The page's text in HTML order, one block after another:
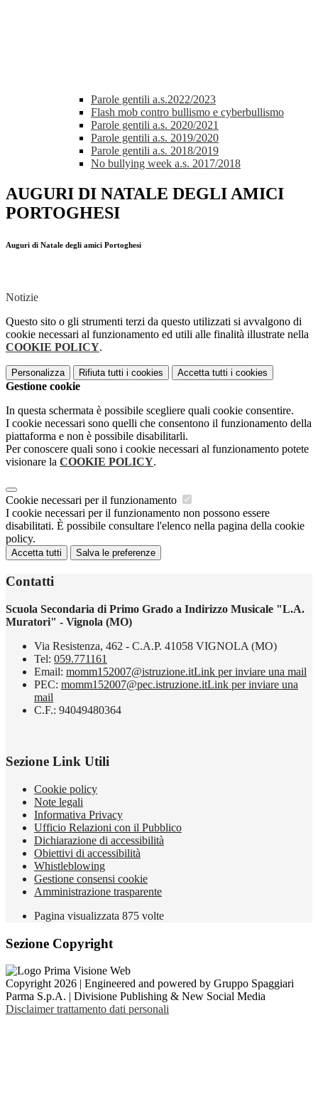
Parole gentili a.s.2022/2023
Flash mob contro bullismo e cyberbullismo
Parole gentili a.s. 2020/2021
Parole gentili a.s. 2019/2020
Parole gentili a.s. 2018/2019
No bullying week a.s. 2017/2018
AUGURI DI NATALE DEGLI AMICI
PORTOGHESI
Auguri di Natale degli amici Portoghesi
Notizie
Questo sito o gli strumenti terzi da questo utilizzati si avvalgono di
cookie necessari al funzionamento ed utili alle finalità illustrate nella
COOKIE POLICY.
Personalizza Rifiuta tutti i cookies Accetta tutti i cookies
Gestione cookie
In questa schermata è possibile scegliere quali cookie consentire.
I cookie necessari sono quelli che consentono il funzionamento della
piattaforma e non è possibile disabilitarli.
Per conoscere quali sono i cookie necessari al funzionamento potete
visionare la COOKIE POLICY.
Cookie necessari per il funzionamento
I cookie necessari per il funzionamento non possono essere
disabilitati. È possibile consultare l'elenco nella pagina della cookie
policy.
Accetta tutti Salva le preferenze
Contatti
Scuola Secondaria di Primo Grado a Indirizzo Musicale "L.A.
Muratori" - Vignola (MO)
Via Resistenza, 462 - C.A.P. 41058 VIGNOLA (MO)
Tel: 059.771161
Email: momm152007@istruzione.itLink per inviare una mail
PEC: momm152007@pec.istruzione.itLink per inviare una
mail
C.F.: 94049480364
Sezione Link Utili
Cookie policy
Note legali
Informativa Privacy
Ufficio Relazioni con il Pubblico
Dichiarazione di accessibilità
Obiettivi di accessibilità
Whistleblowing
Gestione consensi cookie
Amministrazione trasparente
Pagina visualizzata 875 volte
Sezione Copyright
Copyright 2026 | Engineered and powered by Gruppo Spaggiari
Parma S.p.A. | Divisione Publishing & New Social Media
Disclaimer trattamento dati personali